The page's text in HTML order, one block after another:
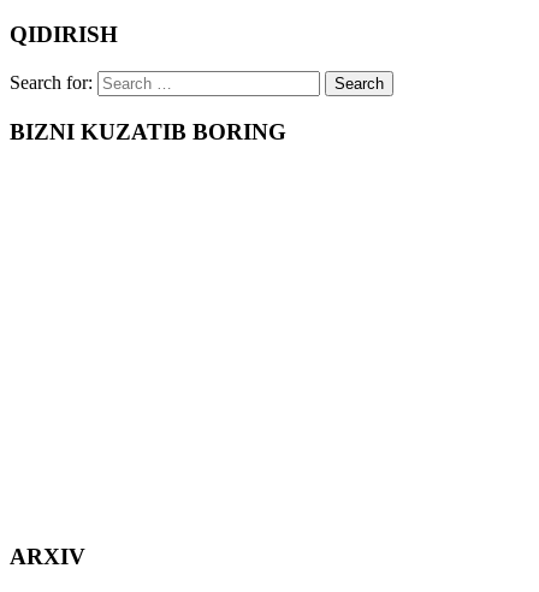
QIDIRISH
Search for:
BIZNI KUZATIB BORING
ARXIV